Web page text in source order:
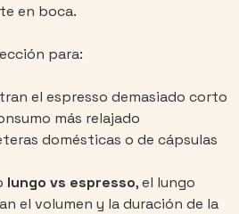
en boca.
para:
el espresso demasiado corto
más relajado
domésticas o de cápsulas
lungo vs espresso, el lungo
el volumen y la duración de la